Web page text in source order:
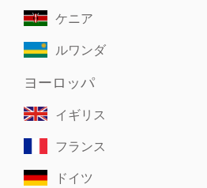
ケニア
ルワンダ
ヨーロッパ
イギリス
フランス
ドイツ